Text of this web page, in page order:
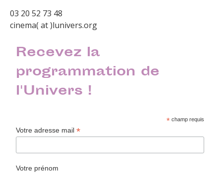
03 20 52 73 48
cinema( at )lunivers.org
Recevez la
programmation de
l'Univers !
* champ requis
Votre adresse mail*
Votre prénom